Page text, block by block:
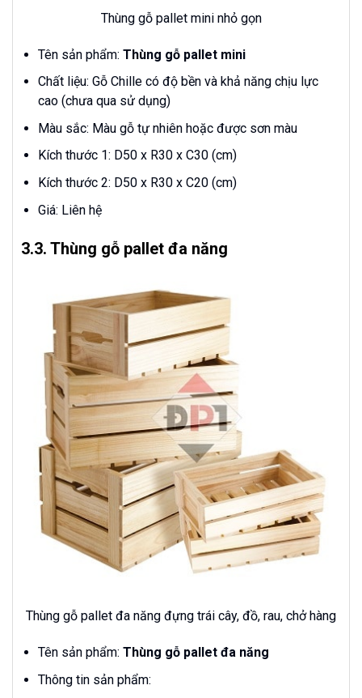
Thùng gỗ pallet mini nhỏ gọn
Tên sản phẩm: Thùng gỗ pallet mini
Chất liệu: Gỗ Chille có độ bền và khả năng chịu lực
cao (chưa qua sử dụng)
Màu sắc: Màu gỗ tự nhiên hoặc được sơn màu
Kích thước 1: D50 x R30 x C30 (cm)
Kích thước 2: D50 x R30 x C20 (cm)
Giá: Liên hệ
3.3. Thùng gỗ pallet đa năng
Thùng gỗ pallet đa năng đựng trái cây, đồ, rau, chở hàng
Tên sản phẩm: Thùng gỗ pallet đa năng
Thông tin sản phẩm: